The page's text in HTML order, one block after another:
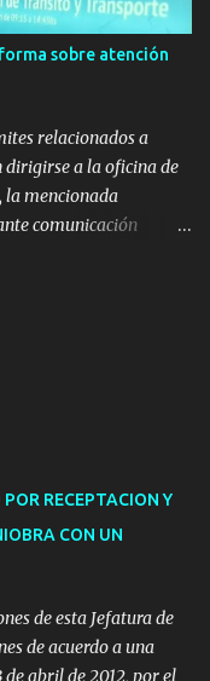
a la pista, se
urbano (bancos de
de estas obras
sobre atención
relacionados a
dirigirse a la oficina de
la mencionada
comunicación
Multas: devolución
relacionadas a
t...
RECEPTACION Y
CON UN
de esta Jefatura de
de acuerdo a una
abril de 2012, por el